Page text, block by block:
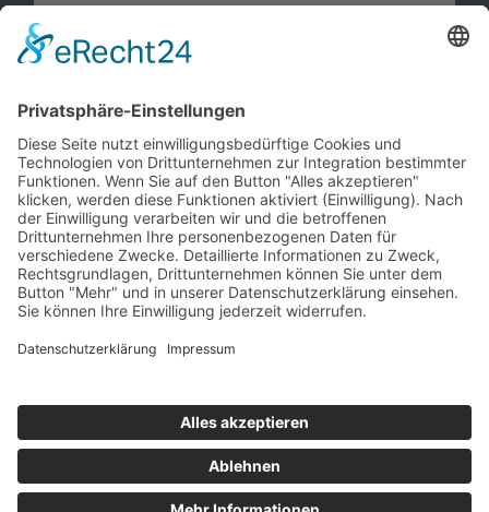
Kontakt
Mitglied werden!
Impressum
Datenschutz
Copyright 2023. All rights reserved.